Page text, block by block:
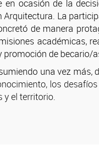
en ocasión de la
La
de manera
académicas,
promoción de becario/
una vez más,
los
y el territorio.